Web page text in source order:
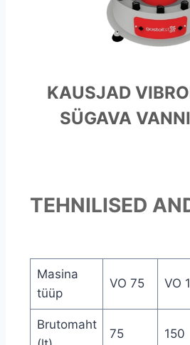
KAUSJAD
SÜGAVA
TEHNILISED
Masina
tüüp
VO 75 VO
Brutomaht
75 150